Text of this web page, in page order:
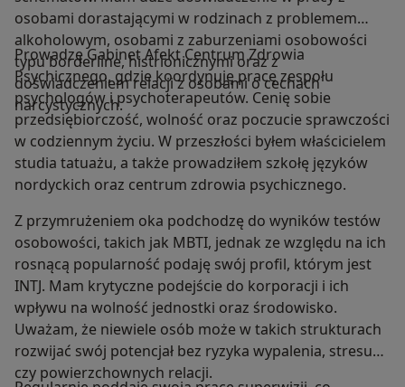
osobami dorastającymi w rodzinach z problemem
alkoholowym, osobami z zaburzeniami osobowości
typu borderline, histrionicznymi oraz z
doświadczeniem relacji z osobami o cechach
narcystycznych.
Prowadzę Gabinet Afekt Centrum Zdrowia
Psychicznego, gdzie koordynuję pracę zespołu
psychologów i psychoterapeutów. Cenię sobie
przedsiębiorczość, wolność oraz poczucie sprawczości
w codziennym życiu. W przeszłości byłem właścicielem
studia tatuażu, a także prowadziłem szkołę języków
nordyckich oraz centrum zdrowia psychicznego.
Z przymrużeniem oka podchodzę do wyników testów
osobowości, takich jak MBTI, jednak ze względu na ich
rosnącą popularność podaję swój profil, którym jest
INTJ. Mam krytyczne podejście do korporacji i ich
wpływu na wolność jednostki oraz środowisko.
Uważam, że niewiele osób może w takich strukturach
rozwijać swój potencjał bez ryzyka wypalenia, stresu
czy powierzchownych relacji.